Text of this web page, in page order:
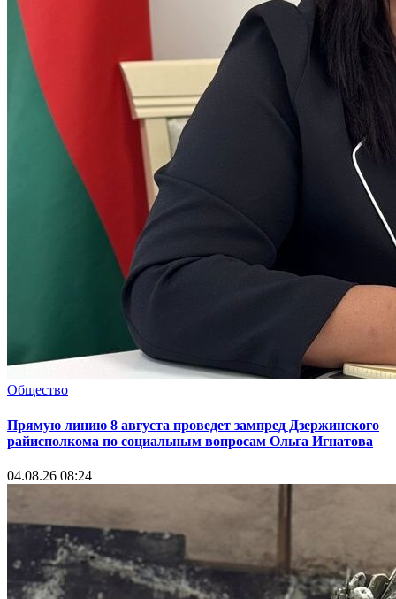
Общество
Прямую линию 8 августа проведет зампред Дзержинского
райисполкома по социальным вопросам Ольга Игнатова
04.08.26 08:24